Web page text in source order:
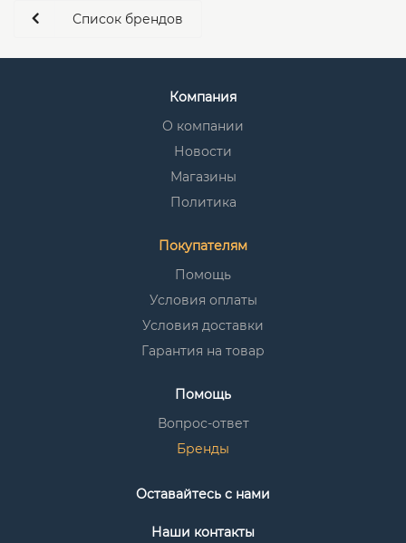
Список брендов
Компания
О компании
Новости
Магазины
Политика
Покупателям
Помощь
Условия оплаты
Условия доставки
Гарантия на товар
Помощь
Вопрос-ответ
Бренды
Оставайтесь с нами
Наши контакты